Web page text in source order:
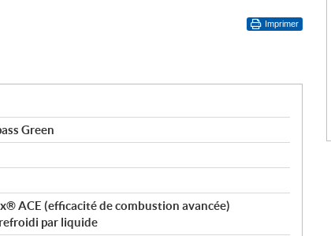
Imprimer
Green
ACE (efficacité de combustion avancée)
par liquide